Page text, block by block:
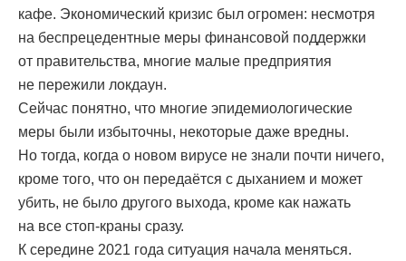
кафе. Экономический кризис был огромен: несмотря
на беспрецедентные меры финансовой поддержки
от правительства, многие малые предприятия
не пережили локдаун.
Сейчас понятно, что многие эпидемиологические
меры были избыточны, некоторые даже вредны.
Но тогда, когда о новом вирусе не знали почти ничего,
кроме того, что он передаётся с дыханием и может
убить, не было другого выхода, кроме как нажать
на все стоп-краны сразу.
К середине 2021 года ситуация начала меняться.